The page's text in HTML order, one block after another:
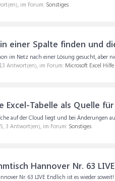
im Forum: Sonstiges
einer Spalte finden und
im Netz nach einer Lösung gesucht, aber
Antwort(en), im Forum: Microsoft Excel Hilfe
Excel-Tabelle als Quelle
auf der Cloud liegt und bei Änderungen
, 3 Antwort(en), im Forum: Sonstiges
Hannover Nr. 63
Nr. 63 LIVE Endlich ist es wieder